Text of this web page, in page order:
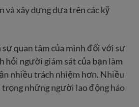
và xây dựng dựa trên các kỹ
quan tâm của mình đối với sự
hỏi người giám sát của bạn làm
nhiều trách nhiệm hơn. Nhiều
những người lao động háo